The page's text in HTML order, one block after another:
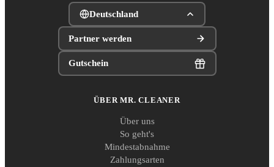
Deutschland
Partner werden
Gutschein
ÜBER MR. CLEANER
Über uns
So geht's
Mindestabnahme
Zahlungsarten